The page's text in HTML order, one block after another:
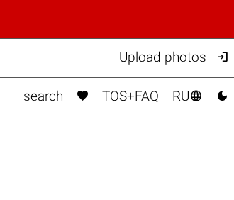
Upload photos 
search  TOS+FAQ RU 